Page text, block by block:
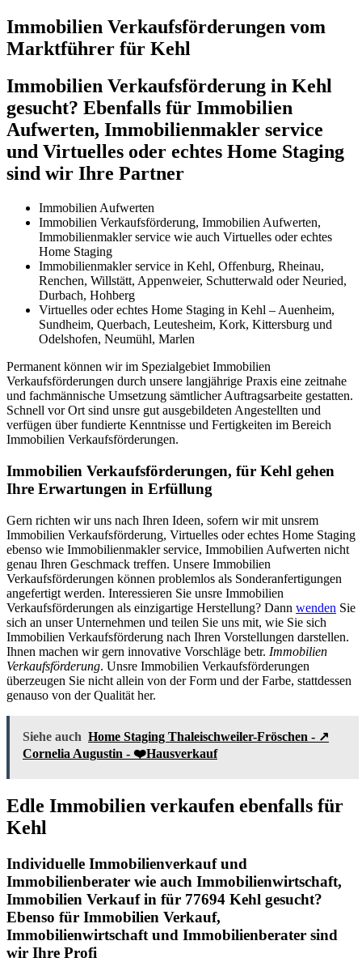
Immobilien Verkaufsförderungen vom
Marktführer für Kehl
Immobilien Verkaufsförderung in Kehl
gesucht? Ebenfalls für Immobilien
Aufwerten, Immobilienmakler service
und Virtuelles oder echtes Home Staging
sind wir Ihre Partner
Immobilien Aufwerten
Immobilien Verkaufsförderung, Immobilien Aufwerten,
Immobilienmakler service wie auch Virtuelles oder echtes
Home Staging
Immobilienmakler service in Kehl, Offenburg, Rheinau,
Renchen, Willstätt, Appenweier, Schutterwald oder Neuried,
Durbach, Hohberg
Virtuelles oder echtes Home Staging in Kehl – Auenheim,
Sundheim, Querbach, Leutesheim, Kork, Kittersburg und
Odelshofen, Neumühl, Marlen
Permanent können wir im Spezialgebiet Immobilien
Verkaufsförderungen durch unsere langjährige Praxis eine zeitnahe
und fachmännische Umsetzung sämtlicher Auftragsarbeite gestatten.
Schnell vor Ort sind unsre gut ausgebildeten Angestellten und
verfügen über fundierte Kenntnisse und Fertigkeiten im Bereich
Immobilien Verkaufsförderungen.
Immobilien Verkaufsförderungen, für Kehl gehen
Ihre Erwartungen in Erfüllung
Gern richten wir uns nach Ihren Ideen, sofern wir mit unsrem
Immobilien Verkaufsförderung, Virtuelles oder echtes Home Staging
ebenso wie Immobilienmakler service, Immobilien Aufwerten nicht
genau Ihren Geschmack treffen. Unsere Immobilien
Verkaufsförderungen können problemlos als Sonderanfertigungen
angefertigt werden. Interessieren Sie unsre Immobilien
Verkaufsförderungen als einzigartige Herstellung? Dann wenden Sie
sich an unser Unternehmen und teilen Sie uns mit, wie Sie sich
Immobilien Verkaufsförderung nach Ihren Vorstellungen darstellen.
Ihnen machen wir gern innovative Vorschläge betr. Immobilien
Verkaufsförderung. Unsre Immobilien Verkaufsförderungen
überzeugen Sie nicht allein von der Form und der Farbe, stattdessen
genauso von der Qualität her.
Siehe auch Home Staging Thaleischweiler-Fröschen - ↗️
Cornelia Augustin - ❤️Hausverkauf
Edle Immobilien verkaufen ebenfalls für
Kehl
Individuelle Immobilienverkauf und
Immobilienberater wie auch Immobilienwirtschaft,
Immobilien Verkauf in für 77694 Kehl gesucht?
Ebenso für Immobilien Verkauf,
Immobilienwirtschaft und Immobilienberater sind
wir Ihre Profi